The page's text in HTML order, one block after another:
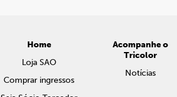
Home
Loja SAO
Comprar ingressos
Acompanhe o
Tricolor
Notícias